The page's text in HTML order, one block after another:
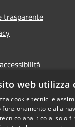
trasparente
web utilizza
cookie tecnici e
e alla
analitico al solo